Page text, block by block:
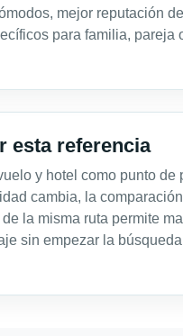
mejor reputación
para familia, pareja
esta referencia
y hotel como punto de
cambia, la
la misma ruta permite
sin empezar la